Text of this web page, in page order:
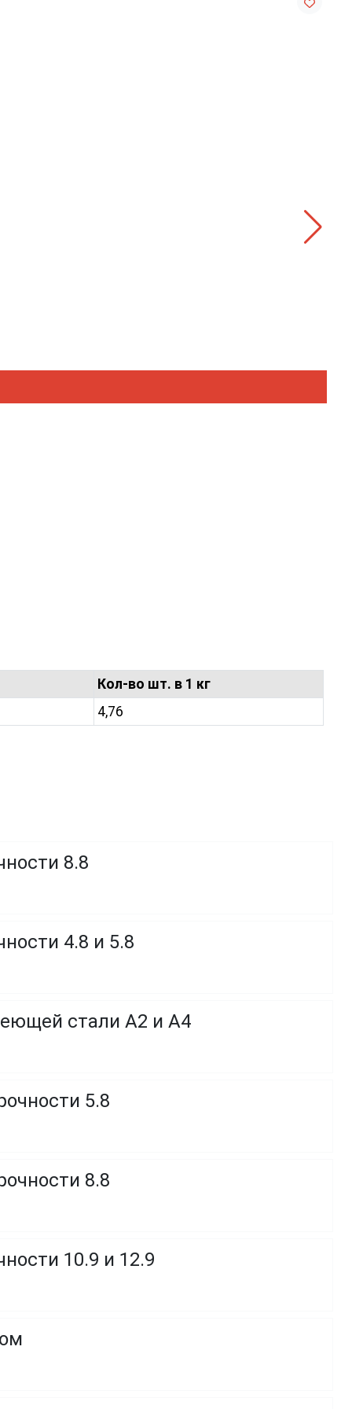
Кол-во шт. в 1 кг
4,76
8.8
4.8 и 5.8
стали A2 и A4
5.8
8.8
10.9 и 12.9